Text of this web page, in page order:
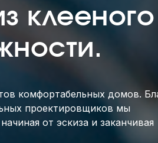
клееного
комфортабельных домов.
проектировщиков мы
от эскиза и заканчивая